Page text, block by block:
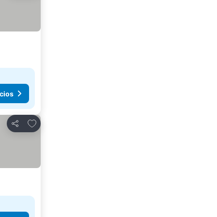
Compartir
Agregar a favoritos